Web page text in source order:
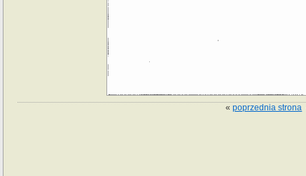
«poprzednia strona